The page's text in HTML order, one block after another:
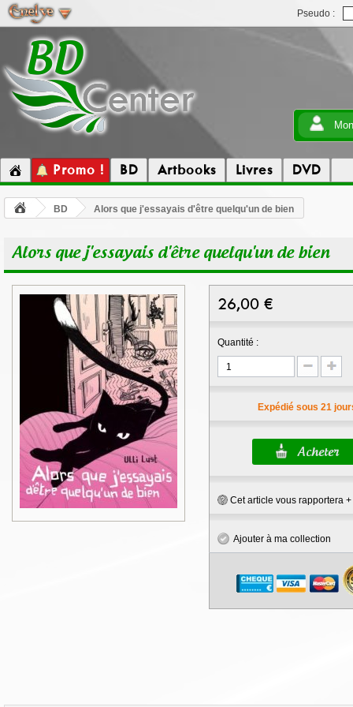
Pseudo :
Promo ! BD Artbooks Livres DVD
BD Alors que j'essayais d'être quelqu'un de bien
Alors que j'essayais d'être quelqu'un de bien
26,00 €
Quantité :
Expédié sous 21
Cet article vous rapportera +
Ajouter à ma collection